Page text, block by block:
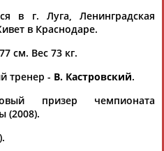
Мария
АБАКУМОВА
Юлия
АБАЛАКИНА
Рамазан
АБАЧАРАЕВ
Ростом
в г. Луга, Ленинградская
в Краснодаре.
см. Вес 73 кг.
тренер - В. Кастровский.
призер чемпионата
(2008).